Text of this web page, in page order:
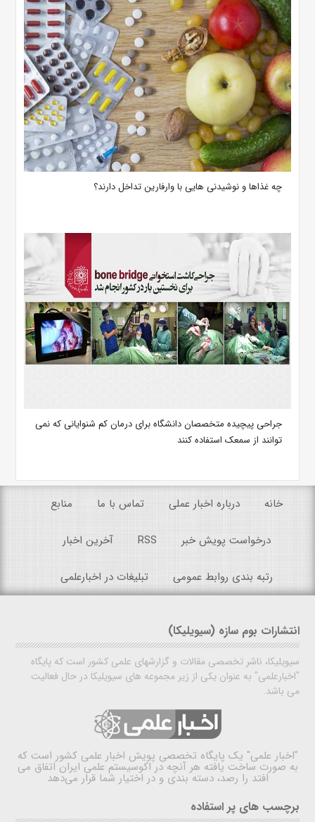
چه غذاها و نوشیدنی هایی با وارفارین تداخل دارند؟
جراحی پیچیده متخصصان دانشگاه برای درمان کم شنوایانی که نمی
توانند از سمعک استفاده کنند
خانه درباره اخبار عملی تماس با ما منابع
درخواست پویش خبر RSS آخرین اخبار
رتبه بندی روابط عمومی تبلیغات در اخبارعلمی
انتشارات بوم سازه (سیویلیکا)
سیویلیکا، ناشر تخصصی مقالات و گزارشهای علمی کشور است که پایگاه
"اخبارعلمی" به عنوان یکی از زیر مجموعه های سیویلیکا در حال فعالیت
می باشد.
"اخبار علمی" یک پایگاه تخصصی پویش اخبار علمی کشور است که
به صورت ساخت یافته هر آنچه در اکوسیستم علمی ایران اتفاق می
افتد را رصد، دسته بندی و در اختیار شما قرار می‌دهد
برچسب های پر استفاده